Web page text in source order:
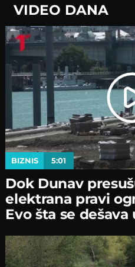
VIDEO DANA
BIZNIS 5:01
Dok Dunav
elektrana pravi
Evo šta se